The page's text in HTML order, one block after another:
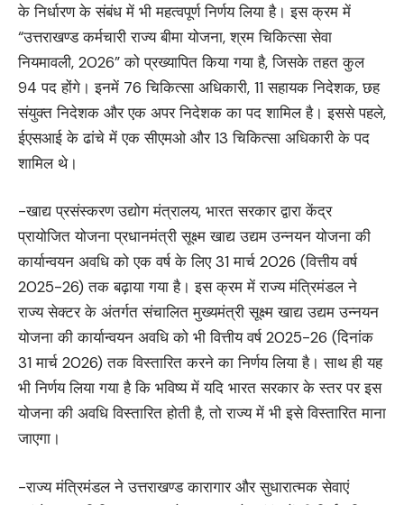
के निर्धारण के संबंध में भी महत्वपूर्ण निर्णय लिया है। इस क्रम में
“उत्तराखण्ड कर्मचारी राज्य बीमा योजना, श्रम चिकित्सा सेवा
नियमावली, 2026” को प्रख्यापित किया गया है, जिसके तहत कुल
94 पद होंगे। इनमें 76 चिकित्सा अधिकारी, 11 सहायक निदेशक, छह
संयुक्त निदेशक और एक अपर निदेशक का पद शामिल है। इससे पहले,
ईएसआई के ढांचे में एक सीएमओ और 13 चिकित्सा अधिकारी के पद
शामिल थे।
-खाद्य प्रसंस्करण उद्योग मंत्रालय, भारत सरकार द्वारा केंद्र
प्रायोजित योजना प्रधानमंत्री सूक्ष्म खाद्य उद्यम उन्नयन योजना की
कार्यान्वयन अवधि को एक वर्ष के लिए 31 मार्च 2026 (वित्तीय वर्ष
2025-26) तक बढ़ाया गया है। इस क्रम में राज्य मंत्रिमंडल ने
राज्य सेक्टर के अंतर्गत संचालित मुख्यमंत्री सूक्ष्म खाद्य उद्यम उन्नयन
योजना की कार्यान्वयन अवधि को भी वित्तीय वर्ष 2025-26 (दिनांक
31 मार्च 2026) तक विस्तारित करने का निर्णय लिया है। साथ ही यह
भी निर्णय लिया गया है कि भविष्य में यदि भारत सरकार के स्तर पर इस
योजना की अवधि विस्तारित होती है, तो राज्य में भी इसे विस्तारित माना
जाएगा।
-राज्य मंत्रिमंडल ने उत्तराखण्ड कारागार और सुधारात्मक सेवाएं